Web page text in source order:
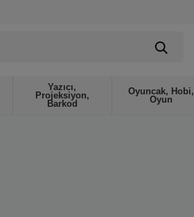
Yazıcı,
Projeksiyon,
Barkod
Oyuncak, Hobi,
Oyun